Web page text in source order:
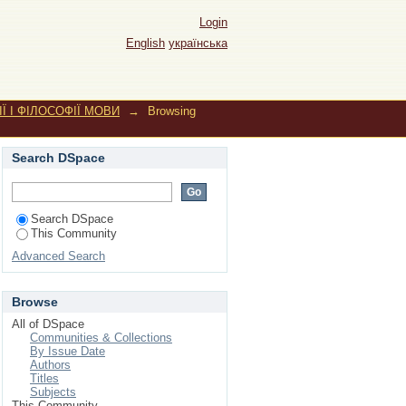
МОВИ by Author
Login
English українська
І ФІЛОСОФІЇ МОВИ →
Browsing
Search DSpace
Search DSpace
This Community
Advanced Search
Browse
All of DSpace
Communities & Collections
By Issue Date
Authors
Titles
Subjects